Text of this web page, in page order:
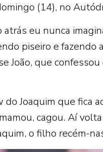
(14), no
atrás eu nunca
piseiro e fazendo
João, que
do Joaquim que fica
cagou. Aí
o filho recém-